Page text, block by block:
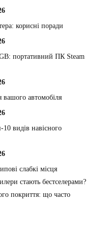
корисні поради
портативний ПК Steam
автомобіля
видів навісного
слабкі місця
стають бестселерами?
покриття: що часто